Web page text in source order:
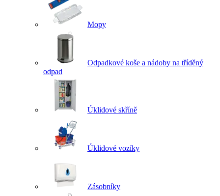
Mopy
Odpadkové koše a nádoby na tříděný
odpad
Úklidové skříně
Úklidové vozíky
Zásobníky